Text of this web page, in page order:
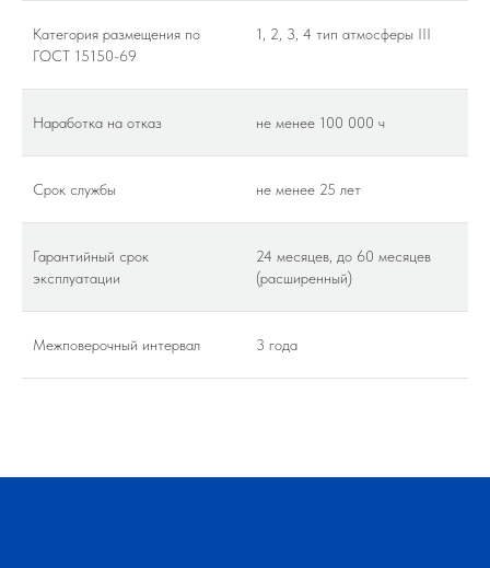
Категория размещения по
ГОСТ 15150-69
1, 2, 3, 4 тип атмосферы III
Наработка на отказ не менее 100 000 ч
Срок службы не менее 25 лет
Гарантийный срок
эксплуатации
24 месяцев, до 60 месяцев
(расширенный)
Межповерочный интервал 3 года